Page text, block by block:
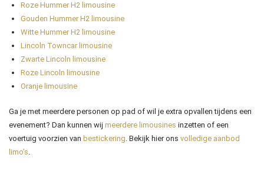
Roze Hummer H2 limousine
Gouden Hummer H2 limousine
Witte Hummer H2 limousine
Lincoln Towncar limousine
Zwarte Lincoln limousine
Roze Lincoln limousine
Oranje limousine
Ga je met meerdere personen op pad of wil je extra opvallen tijdens een
evenement? Dan kunnen wij meerdere limousines inzetten of een
voertuig voorzien van bestickering. Bekijk hier ons volledige aanbod
limo’s.